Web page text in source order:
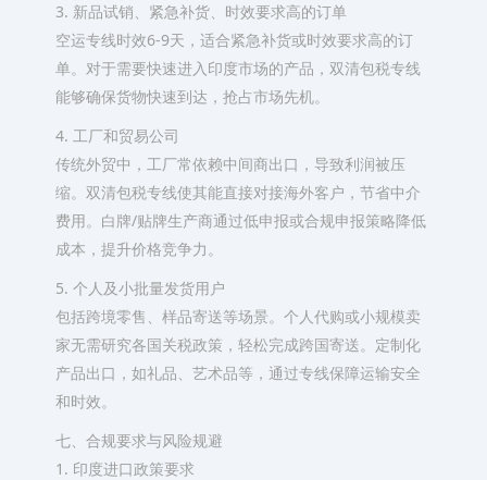
3. 新品试销、紧急补货、时效要求高的订单
空运专线时效6-9天，适合紧急补货或时效要求高的订
单。对于需要快速进入印度市场的产品，双清包税专线
能够确保货物快速到达，抢占市场先机。
4. 工厂和贸易公司
传统外贸中，工厂常依赖中间商出口，导致利润被压
缩。双清包税专线使其能直接对接海外客户，节省中介
费用。白牌/贴牌生产商通过低申报或合规申报策略降低
成本，提升价格竞争力。
5. 个人及小批量发货用户
包括跨境零售、样品寄送等场景。个人代购或小规模卖
家无需研究各国关税政策，轻松完成跨国寄送。定制化
产品出口，如礼品、艺术品等，通过专线保障运输安全
和时效。
七、合规要求与风险规避
1. 印度进口政策要求